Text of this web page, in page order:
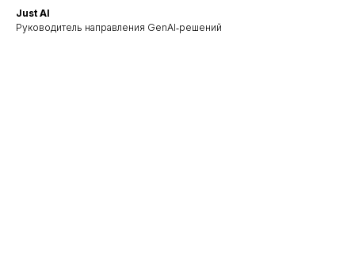
Just AI
Руководитель направления GenAI‑решений